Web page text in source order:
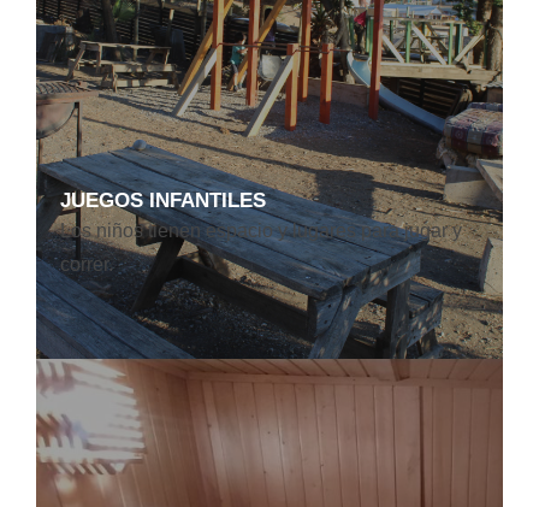
JUEGOS INFANTILES
Los niños tienen espacio y lugares para jugar y
correr.